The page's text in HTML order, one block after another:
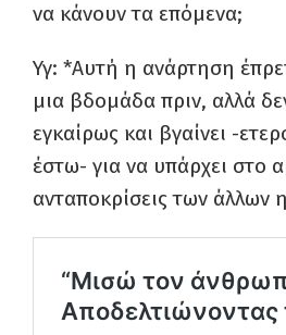
να κάνουν τα επόμενα;
Υγ: *Αυτή η ανάρτηση
μια βδομάδα πριν, αλλά
εγκαίρως και βγαίνει -
έστω- για να υπάρχει στο
ανταποκρίσεις των άλλων